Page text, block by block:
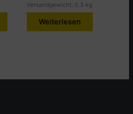
Versandgewicht: 0.3 kg
Weiterlesen